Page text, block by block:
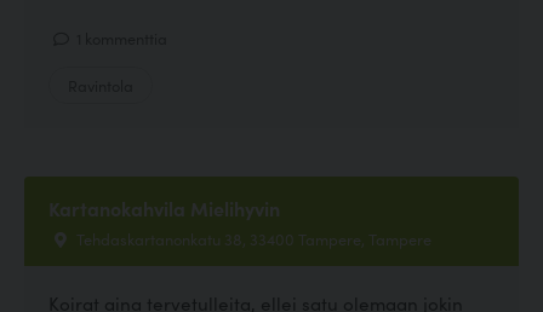
Kartanokahvila Mielihyvin
Tehdaskartanonkatu 38, 33400 Tampere, Tampere
Koirat aina tervetulleita, ellei satu olemaan jokin